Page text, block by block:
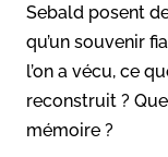
Sebald posent
qu’un souvenir
l’on a vécu, ce
reconstruit ?
mémoire ?